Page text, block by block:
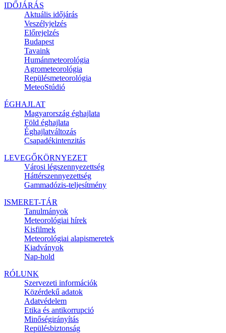
IDŐJÁRÁS
Aktuális időjárás
Veszélyjelzés
Előrejelzés
Budapest
Tavaink
Humánmeteorológia
Agrometeorológia
Repülésmeteorológia
MeteoStúdió
ÉGHAJLAT
Magyarország éghajlata
Föld éghajlata
Éghajlatváltozás
Csapadékintenzitás
LEVEGŐKÖRNYEZET
Városi légszennyezettség
Háttérszennyezettség
Gammadózis-teljesítmény
ISMERET-TÁR
Tanulmányok
Meteorológiai hírek
Kisfilmek
Meteorológiai alapismeretek
Kiadványok
Nap-hold
RÓLUNK
Szervezeti információk
Közérdekű adatok
Adatvédelem
Etika és antikorrupció
Minőségirányítás
Repülésbiztonság